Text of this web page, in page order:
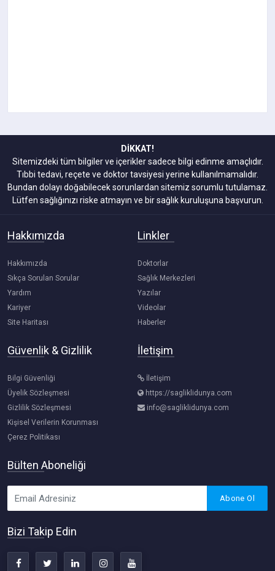
DİKKAT!
Sitemizdeki tüm bilgiler ve içerikler sadece bilgi edinme amaçlıdır.
Tıbbi tedavi, reçete ve doktor tavsiyesi yerine kullanılmamalıdır.
Bundan dolayı doğabilecek sorunlardan sitemiz sorumlu tutulamaz.
Lütfen sağlığınızı riske atmayın ve bir sağlık kuruluşuna başvurun.
Hakkımızda
Hakkımızda
Sıkça Sorulan Sorular
Yardım
Kariyer
Site Haritası
Linkler
Doktorlar
Sağlık Merkezleri
Yazılar
Videolar
Haberler
Güvenlik & Gizlilik
Bilgi Güvenliği
Üyelik Sözleşmesi
Gizlilik Sözleşmesi
Kişisel Verilerin Korunması
Çerez Politikası
İletişim
İletişim
https://sagliklidunya.com
info@sagliklidunya.com
Bülten Aboneliği
Abone Ol
Bizi Takip Edin